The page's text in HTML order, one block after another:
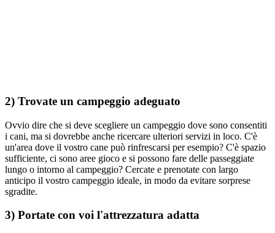
2) Trovate un campeggio adeguato
Ovvio dire che si deve scegliere un campeggio dove sono consentiti
i cani, ma si dovrebbe anche ricercare ulteriori servizi in loco. C'è
un'area dove il vostro cane può rinfrescarsi per esempio? C'è spazio
sufficiente, ci sono aree gioco e si possono fare delle passeggiate
lungo o intorno al campeggio? Cercate e prenotate con largo
anticipo il vostro campeggio ideale, in modo da evitare sorprese
sgradite.
3) Portate con voi l'attrezzatura adatta